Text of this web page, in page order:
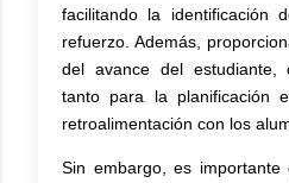
facilitando la identificación
refuerzo. Además,
del avance del estudiante,
tanto para la planificación
retroalimentación con los
Sin embargo, es